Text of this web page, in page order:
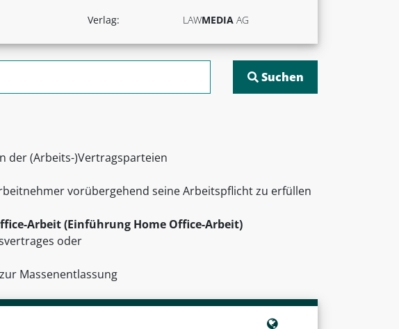
Verlag: LAWMEDIA AG
der (Arbeits-)Vertragsparteien
vorübergehend seine Arbeitspflicht zu erfüllen
Arbeit (Einführung Home Office-Arbeit)
oder
Massenentlassung